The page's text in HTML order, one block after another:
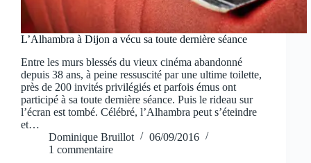
L’Alhambra à Dijon a vécu sa toute dernière séance
Entre les murs blessés du vieux cinéma abandonné
depuis 38 ans, à peine ressuscité par une ultime toilette,
près de 200 invités privilégiés et parfois émus ont
participé à sa toute dernière séance. Puis le rideau sur
l’écran est tombé. Célébré, l’Alhambra peut s’éteindre
et…
Dominique Bruillot
06/09/2016
1 commentaire